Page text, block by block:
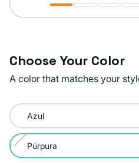
Choose Your Color
A color that matches your
Color:
Púrpura
Azul
Púrpura
Variante